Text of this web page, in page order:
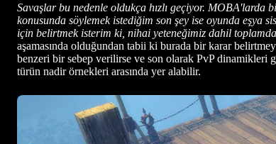
Savaşlar bu nedenle oldukça hızlı geçiyor. MOBA'larda
konusunda söylemek istediğim son şey ise oyunda eşya
için belirtmek isterim ki, nihai yeteneğimiz dahil
aşamasında olduğundan tabii ki burada bir karar
benzeri bir sebep verilirse ve son olarak PvP
türün nadir örnekleri arasında yer alabilir.